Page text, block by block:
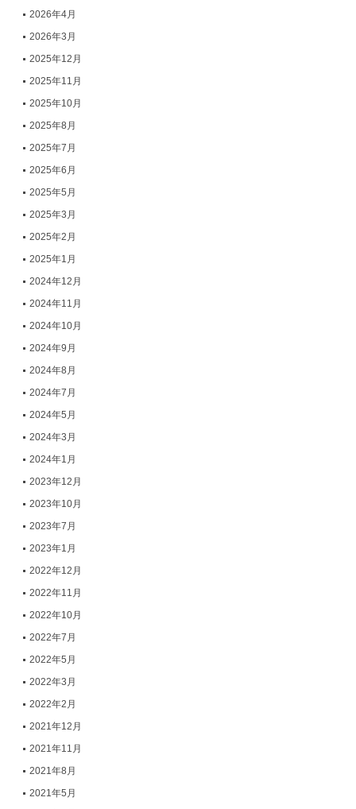
2026年4月
2026年3月
2025年12月
2025年11月
2025年10月
2025年8月
2025年7月
2025年6月
2025年5月
2025年3月
2025年2月
2025年1月
2024年12月
2024年11月
2024年10月
2024年9月
2024年8月
2024年7月
2024年5月
2024年3月
2024年1月
2023年12月
2023年10月
2023年7月
2023年1月
2022年12月
2022年11月
2022年10月
2022年7月
2022年5月
2022年3月
2022年2月
2021年12月
2021年11月
2021年8月
2021年5月